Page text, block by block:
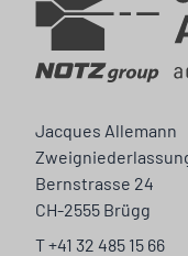
Jacques Allemann
Bernstrasse 24
CH-2555 Brügg
T +41 32 485 15 66